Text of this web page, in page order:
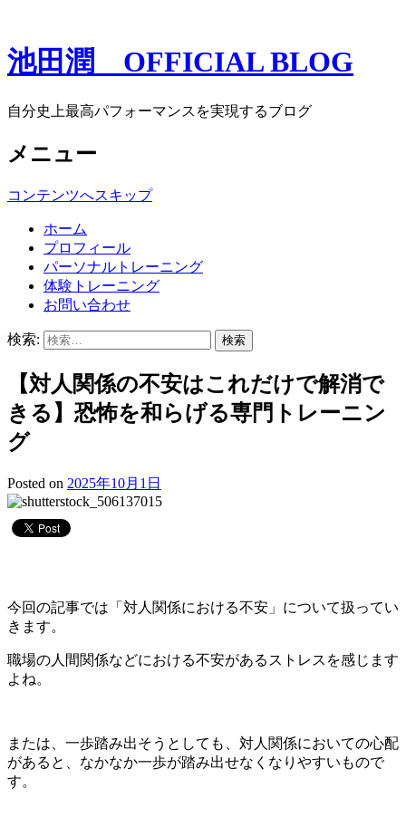
池田潤 OFFICIAL BLOG
自分史上最高パフォーマンスを実現するブログ
メニュー
コンテンツへスキップ
ホーム
プロフィール
パーソナルトレーニング
体験トレーニング
お問い合わせ
検索:
【対人関係の不安はこれだけで解消で
きる】恐怖を和らげる専門トレーニン
グ
Posted on 2025年10月1日
今回の記事では「対人関係における不安」について扱ってい
きます。
職場の人間関係などにおける不安があるストレスを感じます
よね。
または、一歩踏み出そうとしても、対人関係においての心配
があると、なかなか一歩が踏み出せなくなりやすいもので
す。